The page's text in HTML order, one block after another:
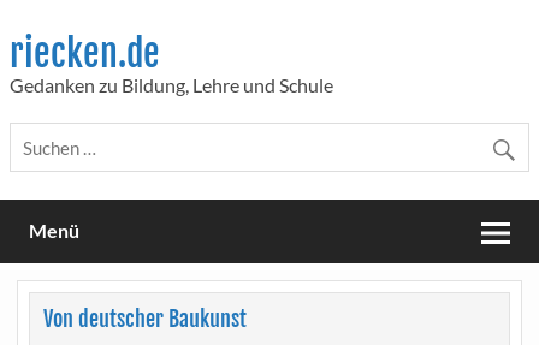
content
riecken.de
Gedanken zu Bildung, Lehre und Schule
Menü
Von deutscher Baukunst